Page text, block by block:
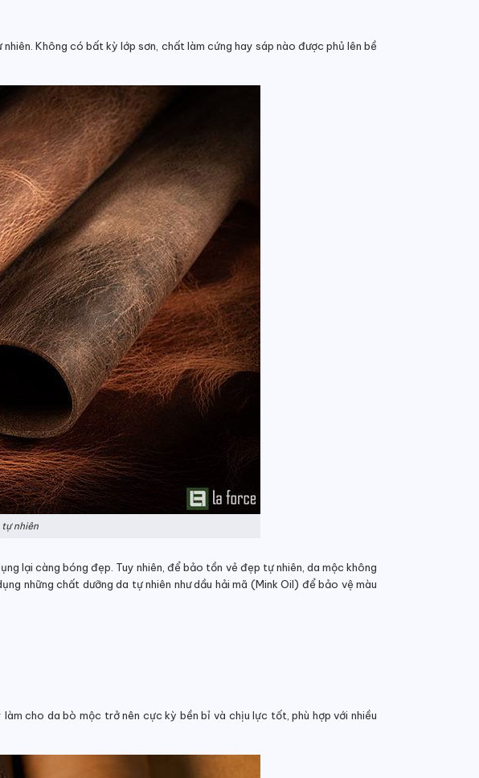
Không có bất kỳ lớp sơn, chất làm cứng hay sáp nào được phủ lên bề
nhiên
lại càng bóng đẹp. Tuy nhiên, để bảo tồn vẻ đẹp tự nhiên, da mộc không
những chất dưỡng da tự nhiên như dầu hải mã (Mink Oil) để bảo vệ màu
cho da bò mộc trở nên cực kỳ bền bỉ và chịu lực tốt, phù hợp với nhiều